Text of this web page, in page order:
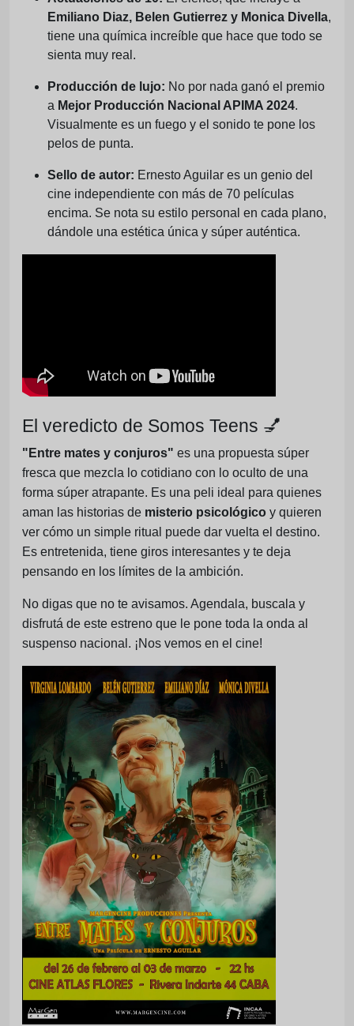
Emiliano Diaz, Belen Gutierrez y Monica Divella,
tiene una química increíble que hace que todo se
sienta muy real.
Producción de lujo: No por nada ganó el premio
a Mejor Producción Nacional APIMA 2024.
Visualmente es un fuego y el sonido te pone los
pelos de punta.
Sello de autor: Ernesto Aguilar es un genio del
cine independiente con más de 70 películas
encima. Se nota su estilo personal en cada plano,
dándole una estética única y súper auténtica.
El veredicto de Somos Teens 💅
"Entre mates y conjuros" es una propuesta súper
fresca que mezcla lo cotidiano con lo oculto de una
forma súper atrapante. Es una peli ideal para quienes
aman las historias de misterio psicológico y quieren
ver cómo un simple ritual puede dar vuelta el destino.
Es entretenida, tiene giros interesantes y te deja
pensando en los límites de la ambición.
No digas que no te avisamos. Agendala, buscala y
disfrutá de este estreno que le pone toda la onda al
suspenso nacional. ¡Nos vemos en el cine!